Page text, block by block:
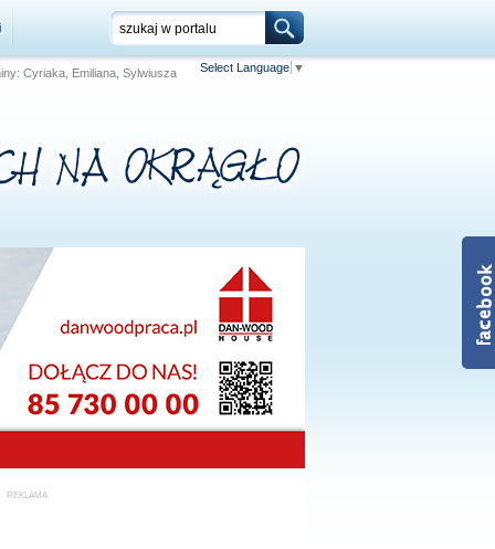
Cyriaka, Emiliana, Sylwiusza Select Language ▼